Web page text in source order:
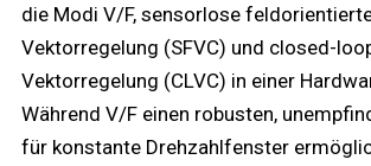
die Modi V/F, sensorlose
Vektorregelung (SFVC) und closed-
Vektorregelung (CLVC) in einer
Während V/F einen robusten,
für konstante Drehzahlfenster